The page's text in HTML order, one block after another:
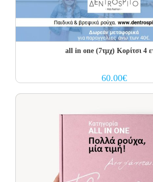
all in one (7τμχ) Κορίτσι 4
60.00€